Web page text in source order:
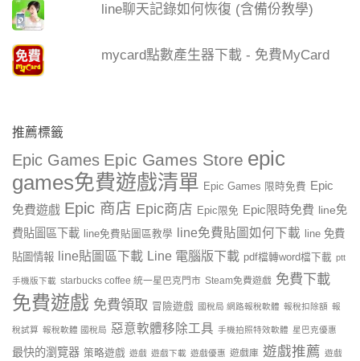
line聊天記錄如何恢復 (含備份教學)
mycard點數產生器下載 - 免費MyCard
推薦標籤
Epic Games Epic Games Store epic
games免費遊戲清單 Epic Games 限時免費 Epic
免費遊戲 Epic 商店 Epic商店 Epic限免 Epic限時免費 line免
費貼圖區下載
line免費貼圖區教學 line免費貼圖如何下載
line 免費
貼圖情報
line貼圖區下載 Line 電腦版下載 pdf檔轉word檔下載 ptt
手機版下載 starbucks coffee 統一星巴克門市 Steam免費遊戲 免費下載
免費遊戲 免費領取 冒險遊戲 國稅局 網路報稅軟體 報稅扣除額 報
稅試算 報稅軟體 國稅局 惡意軟體移除工具 手機拍照特效軟體 星巴克優惠
最快的瀏覽器 策略遊戲 遊戲 遊戲下載 遊戲優惠 遊戲庫 遊戲推薦 遊戲